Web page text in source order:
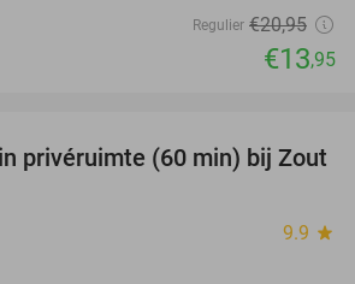
Regulier €20,95
€13,95
49%
privéruimte (60 min) bij Zout
9.9 star